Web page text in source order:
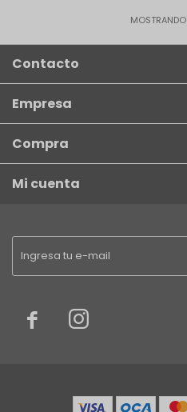
MOSTRANDO
 
Contacto
Empresa
Compra
Mi cuenta